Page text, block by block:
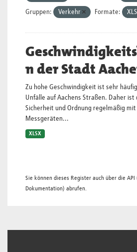
Gruppen: Verkehr Formate:
n der Stadt
Zu hohe Geschwindigkeit ist sehr
Unfälle auf Aachens Straßen. Daher ist
Sicherheit und Ordnung regelmäßig
Messgeräten...
XLSX
Sie können dieses Register auch über die API
Dokumentation) abrufen.